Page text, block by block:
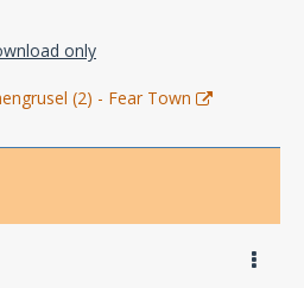
only
(2) - Fear Town